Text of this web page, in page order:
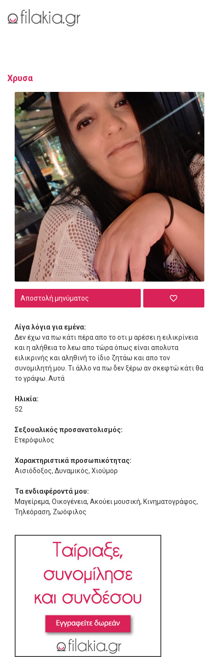
Χρυσα
Αποστολή μηνύματος
Λίγα λόγια για εμένα:
Δεν έχω να πω κάτι πέρα απο το οτι μ αρέσει η ειλικρίνεια
και η αλήθεια το λεω απο τώρα όπως είναι απολυτα
ειλικρινής και αληθινή το ίδιο ζητάω και απο τον
συνομιλητή μου. Τι άλλο να πω δεν ξέρω αν σκεφτώ κάτι θα
το γράψω. Αυτά
Ηλικία:
52
Σεξουαλικός προσανατολισμός:
Ετερόφυλος
Χαρακτηριστικά προσωπικότητας:
Αισιόδοξος, Δυναμικός, Χιούμορ
Τα ενδιαφέροντά μου:
Μαγείρεμα, Οικογένεια, Ακούει μουσική, Κινηματογράφος,
Τηλεόραση, Ζωόφιλος